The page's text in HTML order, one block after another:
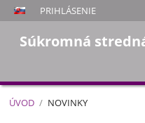
PRIHLÁSENIE
Súkromná
ÚVOD / NOVINKY